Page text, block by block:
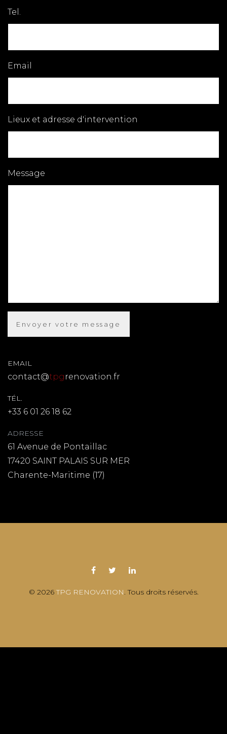
Tel.
Email
Lieux et adresse d'intervention
Message
EMAIL
contact@tpg renovation.fr
TÉL.
+33 6 01 26 18 62
ADRESSE
61 Avenue de Pontaillac
17420 SAINT PALAIS SUR MER
Charente-Maritime (17)
© 2026TPG RENOVATION. Tous droits réservés.